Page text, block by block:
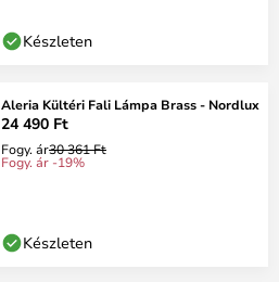
Készleten
Aleria Kültéri Fali Lámpa Brass - Nordlux
24 490 Ft
Fogy. ár30 361 Ft
Fogy. ár -19%
Készleten